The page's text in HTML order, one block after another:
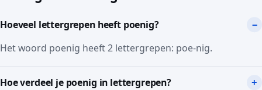
Hoeveel lettergrepen heeft poenig?
Het woord poenig heeft 2 lettergrepen: poe-nig.
Hoe verdeel je poenig in lettergrepen?